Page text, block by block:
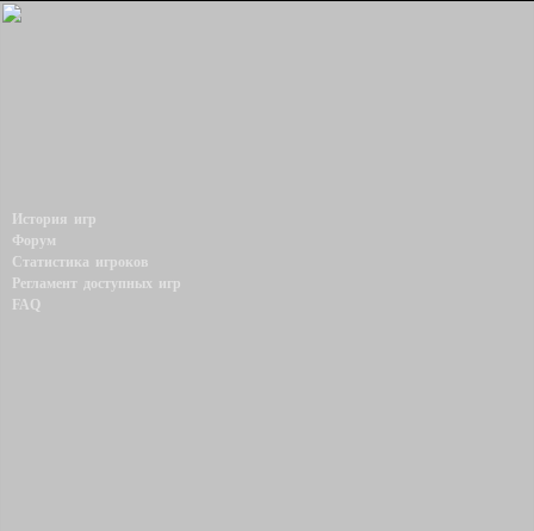
История игр
Форум
Статистика игроков
Регламент доступных игр
FAQ